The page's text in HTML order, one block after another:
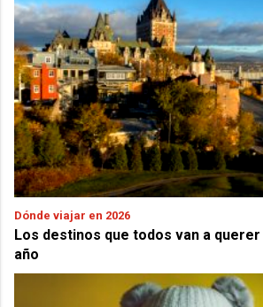
Dónde viajar en 2026
Los destinos que todos van a
año